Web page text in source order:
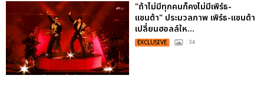
"ถ้าไม่มีทุกคนก็คงไม่มีเพิร์ธ-
แซนต้า" ประมวลภาพ เพิร์ธ-แซนต้า
เปลี่ยนฮอลล์ให...
EXCLUSIVE : 34